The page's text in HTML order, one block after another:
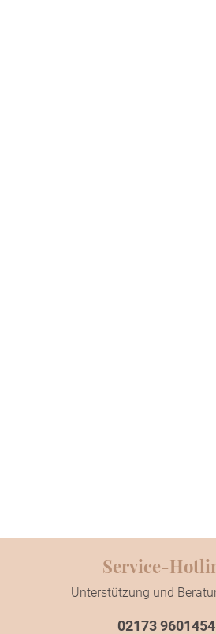
Service-
Unterstützung und
02173 9601454